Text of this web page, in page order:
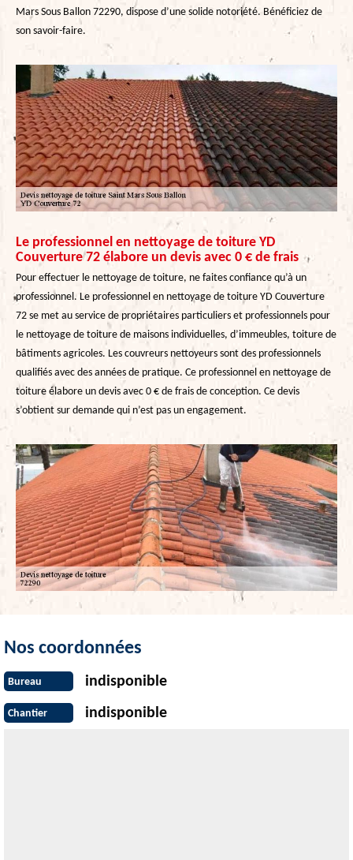
Mars Sous Ballon 72290, dispose d’une solide notoriété. Bénéficiez de
son savoir-faire.
Le professionnel en nettoyage de toiture YD
Couverture 72 élabore un devis avec 0 € de frais
Pour effectuer le nettoyage de toiture, ne faites confiance qu’à un
professionnel. Le professionnel en nettoyage de toiture YD Couverture
72 se met au service de propriétaires particuliers et professionnels pour
le nettoyage de toiture de maisons individuelles, d’immeubles, toiture de
bâtiments agricoles. Les couvreurs nettoyeurs sont des professionnels
qualifiés avec des années de pratique. Ce professionnel en nettoyage de
toiture élabore un devis avec 0 € de frais de conception. Ce devis
s’obtient sur demande qui n’est pas un engagement.
Nos coordonnées
Bureau indisponible
Chantier indisponible